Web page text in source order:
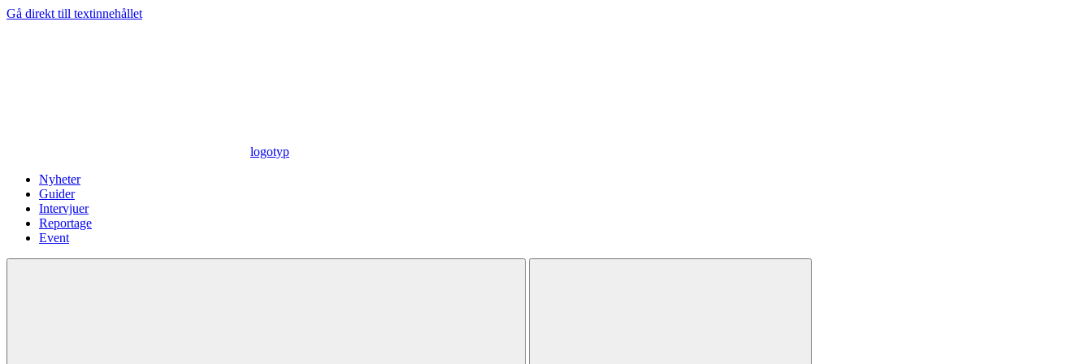
Gå direkt till textinnehållet
logotyp
Nyheter
Guider
Intervjuer
Reportage
Event